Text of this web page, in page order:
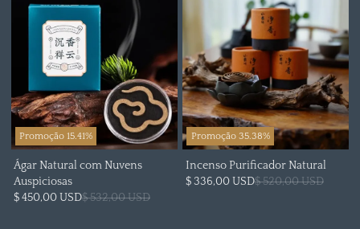
Promoção 15.41%
Ágar Natural com Nuvens
Auspiciosas
$ 450,00 USD$ 532,00 USD
Promoção 35.38%
Incenso Purificador Natural
$ 336,00 USD$ 520,00 USD